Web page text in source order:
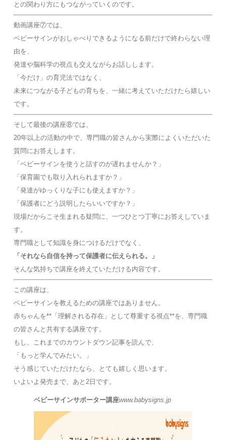
との関わり方にもつながっていくのです。
動画講座⑦では、
ベビーサインがおしゃべりできるようになる前だけで終わらない理
由を、
発達や脳科学の視点も交えながらお話しします。
「今だけ」の育児法ではなく、
未来につながる子どもの育ちを、一緒に考えていただけたら嬉しい
です。
そして最後の講座⑧では、
20年以上の活動の中で、専門職の皆さんから実際によくいただいた
質問にお答えします。
「ベビーサインを使うと話すのが遅れませんか？」
「保育園でも取り入れられますか？」
「発達がゆっくりな子にも使えますか？」
「保護者にどう説明したらいいですか？」
現場だからこそ生まれる疑問に、一つひとつ丁寧にお答えしていま
す。
専門職として知識を身につけるだけでなく、
「それなら自信を持って保護者に伝えられる。」
そんな気持ちで講座を終えていただける内容です。
この講座は、
ベビーサインを教えるための講座ではありません。
赤ちゃんを**「理解される存在」として尊重する視点**を、専門職
の皆さんと共有する講座です。
もし、これまでのカウントダウン記事を読んで、
「もっと学んでみたい。」
そう感じていただけたなら、とても嬉しく思います。
いよいよ発売まで、あと2日です。
ベビーサインサポーター講座www.babysigns.jp